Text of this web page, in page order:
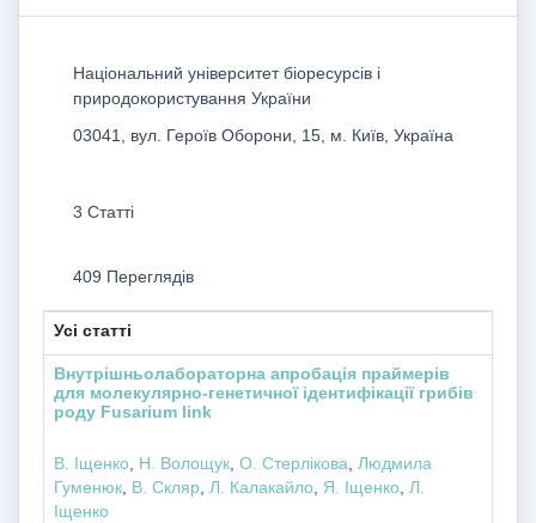
Національний університет біоресурсів і
природокористування України
03041, вул. Героїв Оборони, 15, м. Київ, Україна
3 Статті
409 Переглядів
Усі статті
Внутрішньолабораторна апробація праймерів
для молекулярно-генетичної ідентифікації грибів
роду Fusarium link
В. Іщенко, Н. Волощук, О. Стерлікова
Людмила
Гуменюк, В. Скляр, Л. Калакайло, Я. Іщенко, Л.
Іщенко